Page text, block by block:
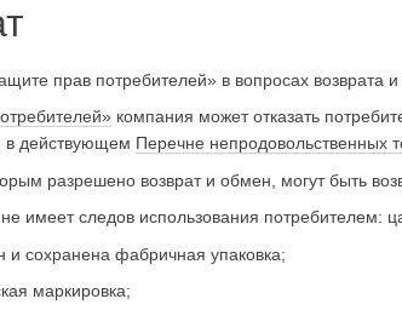
прав потребителей» в вопросах возврата
компания может отказать
в действующем Перечне непродовольственных
разрешено возврат и обмен, могут быть
имеет следов использования потребителем:
и сохранена фабричная упаковка;
маркировка;